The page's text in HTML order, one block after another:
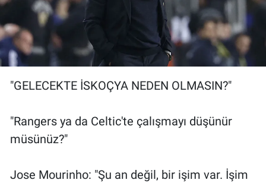
"GELECEKTE İSKOÇYA NEDEN OLMASIN?"
"Rangers ya da Celtic'te çalışmayı düşünür
müsünüz?"
Jose Mourinho: "Şu an değil, bir işim var. İşim